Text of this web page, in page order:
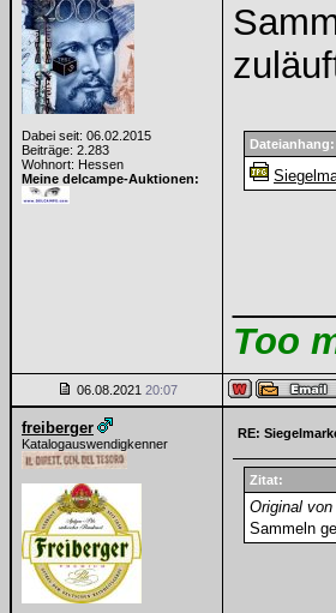
Dabei seit: 06.02.2015
Beiträge: 2.283
Wohnort: Hessen
Meine delcampe-Auktionen:
Dateianhang:
Too
06.08.2021 20:07
freiberger
Katalogauswendigkenner
RE:
Zitat:
Original
Sammeln